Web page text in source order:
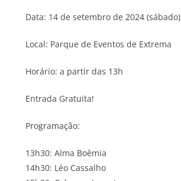
Data: 14 de setembro de 2024 (sábado)
Local: Parque de Eventos de Extrema
Horário: a partir das 13h
Entrada Gratuita!
Programação:
13h30: Alma Boêmia
14h30: Léo Cassalho